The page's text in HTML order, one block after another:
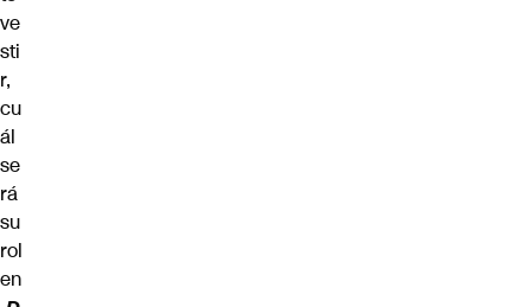
ve
sti
r,
cu
ál
se
rá
su
rol
en